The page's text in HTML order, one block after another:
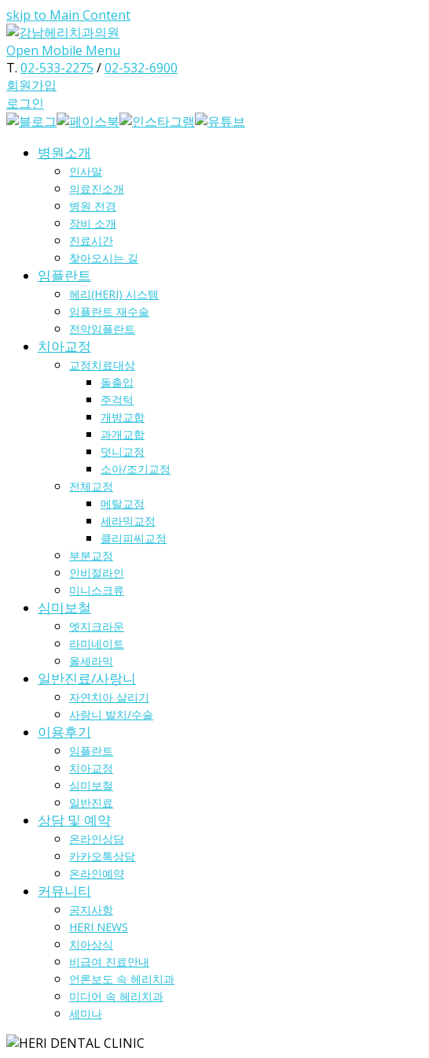
skip to Main Content
Open Mobile Menu
T. 02-533-2275 /02-532-6900
회원가입
로그인
병원소개
인사말
의료진소개
병원 전경
장비 소개
진료시간
찾아오시는 길
임플란트
헤리(HERI) 시스템
임플란트 재수술
전악임플란트
치아교정
교정치료대상
돌출입
주걱턱
개방교합
과개교합
덧니교정
소아/조기교정
전체교정
메탈교정
세라믹교정
클리피씨교정
부분교정
인비절라인
미니스크류
심미보철
엣지크라운
라미네이트
올세라믹
일반진료/사랑니
자연치아 살리기
사랑니 발치/수술
이용후기
임플란트
치아교정
심미보철
일반진료
상담 및 예약
온라인상담
카카오톡상담
온라인예약
커뮤니티
공지사항
HERI NEWS
치아상식
비급여 진료안내
언론보도 속 헤리치과
미디어 속 헤리치과
세미나